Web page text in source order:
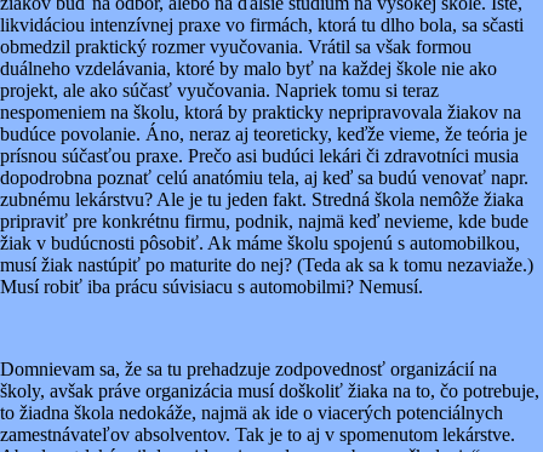
likvidáciou intenzívnej praxe vo firmách, ktorá tu dlho bola, sa sčasti
obmedzil praktický rozmer vyučovania. Vrátil sa však formou
duálneho vzdelávania, ktoré by malo byť na každej škole nie ako
projekt, ale ako súčasť vyučovania. Napriek tomu si teraz
nespomeniem na školu, ktorá by prakticky nepripravovala žiakov na
budúce povolanie. Áno, neraz aj teoreticky, keďže vieme, že teória je
prísnou súčasťou praxe. Prečo asi budúci lekári či zdravotníci musia
dopodrobna poznať celú anatómiu tela, aj keď sa budú venovať napr.
zubnému lekárstvu? Ale je tu jeden fakt. Stredná škola nemôže žiaka
pripraviť pre konkrétnu firmu, podnik, najmä keď nevieme, kde bude
žiak v budúcnosti pôsobiť. Ak máme školu spojenú s automobilkou,
musí žiak nastúpiť po maturite do nej? (Teda ak sa k tomu nezaviaže.)
Musí robiť iba prácu súvisiacu s automobilmi? Nemusí.
Domnievam sa, že sa tu prehadzuje zodpovednosť organizácií na
školy, avšak práve organizácia musí doškoliť žiaka na to, čo potrebuje,
to žiadna škola nedokáže, najmä ak ide o viacerých potenciálnych
zamestnávateľov absolventov. Tak je to aj v spomenutom lekárstve.